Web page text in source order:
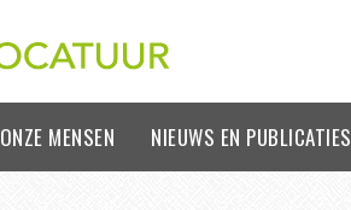
ONZE MENSEN NIEUWS EN PUBLICATIES